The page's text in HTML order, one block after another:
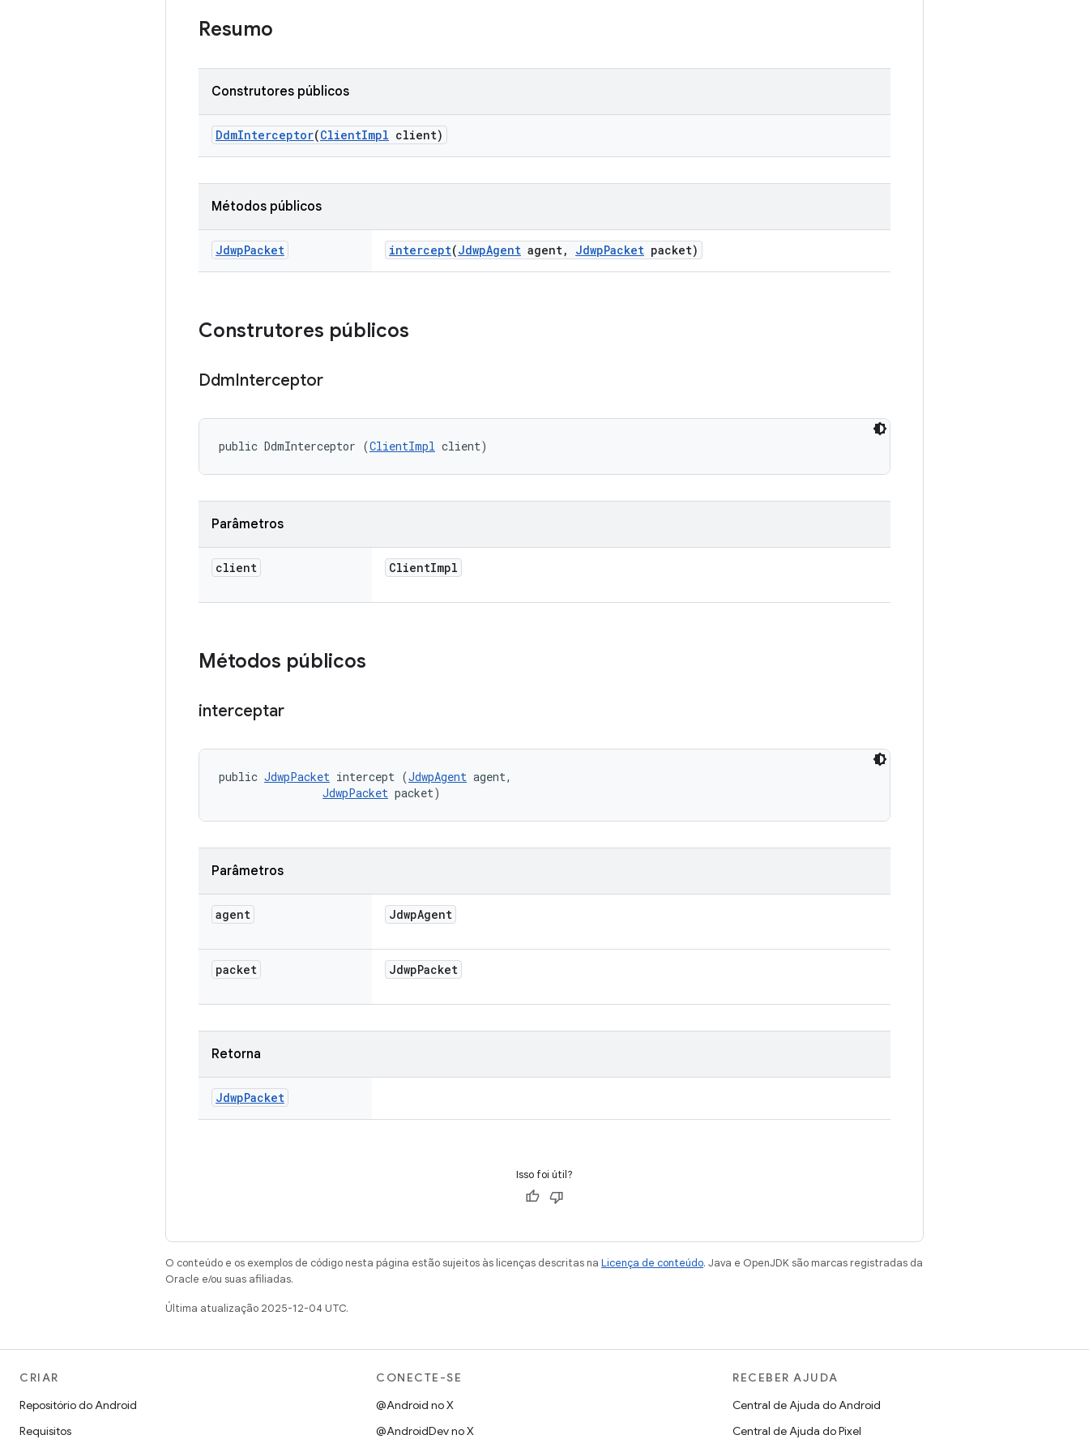
Resumo
Construtores públicos
DdmInterceptor(ClientImpl client)
Métodos públicos
JdwpPacket intercept(JdwpAgent agent, JdwpPacket packet)
Construtores públicos
DdmInterceptor
public DdmInterceptor (ClientImpl client)
Parâmetros
client ClientImpl
Métodos públicos
interceptar
public JdwpPacket intercept (JdwpAgent agent,
JdwpPacket packet)
Parâmetros
agent JdwpAgent
packet JdwpPacket
Retorna
JdwpPacket
Isso foi útil?
O conteúdo e os exemplos de código nesta página estão sujeitos às licenças descritas na Licença de conteúdo. Java e OpenJDK são marcas registradas da
Oracle e/ou suas afiliadas.
Última atualização 2025-12-04 UTC.
CRIAR
Repositório do Android
Requisitos
CONECTE-SE
@Android no X
@AndroidDev no X
RECEBER AJUDA
Central de Ajuda do Android
Central de Ajuda do Pixel